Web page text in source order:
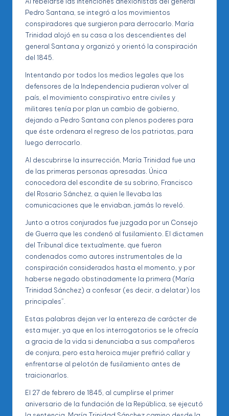
Pedro Santana, se integró a los movimientos
conspiradores que surgieron para derrocarlo. María
Trinidad alojó en su casa a los descendientes del
general Santana y organizó y orientó la conspiración
del 1845.
Intentando por todos los medios legales que los
defensores de la Independencia pudieran volver al
país, el movimiento conspirativo entre civiles y
militares tenía por plan un cambio de gobierno,
dejando a Pedro Santana con plenos poderes para
que éste ordenara el regreso de los patriotas, para
luego derrocarlo.
Al descubrirse la insurrección, María Trinidad fue una
de las primeras personas apresadas. Única
conocedora del escondite de su sobrino, Francisco
del Rosario Sánchez, a quien le llevaba las
comunicaciones que le enviaban, jamás lo reveló.
Junto a otros conjurados fue juzgada por un Consejo
de Guerra que les condenó al fusilamiento. El dictamen
del Tribunal dice textualmente, que fueron
condenados como autores instrumentales de la
conspiración considerados hasta el momento, y por
haberse negado obstinadamente la primera (María
Trinidad Sánchez) a confesar (es decir, a delatar) los
principales”.
Estas palabras dejan ver la entereza de carácter de
esta mujer, ya que en los interrogatorios se le ofrecía
a gracia de la vida si denunciaba a sus compañeros
de conjura, pero esta heroica mujer prefirió callar y
enfrentarse al pelotón de fusilamiento antes de
traicionarlos.
El 27 de febrero de 1845, al cumplirse el primer
aniversario de la fundación de la República, se ejecutó